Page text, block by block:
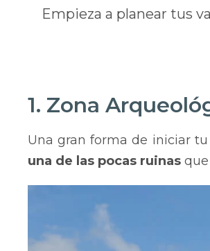
Empieza a planear tus
1. Zona
Una gran forma de iniciar
una de las pocas ruinas